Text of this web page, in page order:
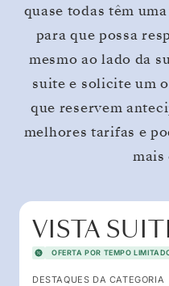
quase todas têm
para que possa
mesmo ao lado da
suite e solicite um
que reservem
melhores tarifas e
mais
VISTA
OFERTA POR TEMPO
DESTAQUES DA CATEGORIA